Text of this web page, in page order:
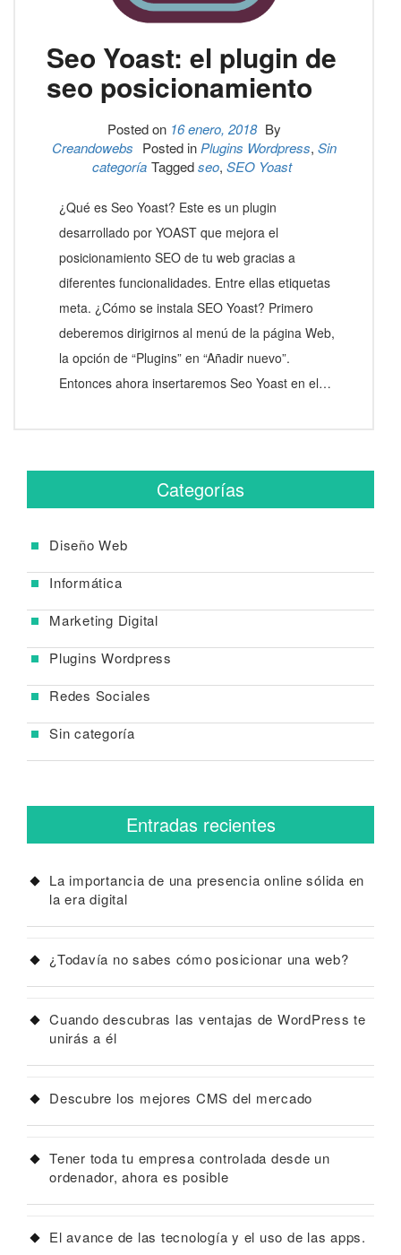
Seo Yoast: el plugin de
seo posicionamiento
Posted on 16 enero, 2018 By
Creandowebs Posted in Plugins Wordpress, Sin
categoría Taggedseo, SEO Yoast
¿Qué es Seo Yoast? Este es un plugin
desarrollado por YOAST que mejora el
posicionamiento SEO de tu web gracias a
diferentes funcionalidades. Entre ellas etiquetas
meta. ¿Cómo se instala SEO Yoast? Primero
deberemos dirigirnos al menú de la página Web,
la opción de “Plugins” en “Añadir nuevo”.
Entonces ahora insertaremos Seo Yoast en el…
Categorías
Diseño Web
Informática
Marketing Digital
Plugins Wordpress
Redes Sociales
Sin categoría
Entradas recientes
La importancia de una presencia online sólida en
la era digital
¿Todavía no sabes cómo posicionar una web?
Cuando descubras las ventajas de WordPress te
unirás a él
Descubre los mejores CMS del mercado
Tener toda tu empresa controlada desde un
ordenador, ahora es posible
El avance de las tecnología y el uso de las apps.